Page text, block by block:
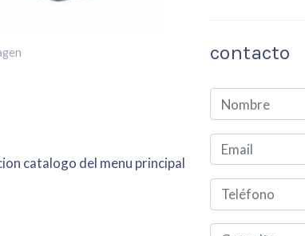
catalogo del menu principal
contacto